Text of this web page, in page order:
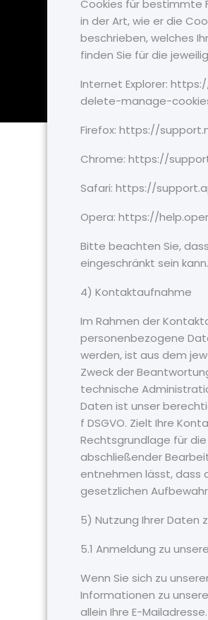
Cookies für bestimmte
in der Art, wie er die
beschrieben, welches
finden Sie für die
Internet Explorer:
delete-manage-
Firefox: https://
Chrome: https://
Safari: https://
Opera: https://
Bitte beachten Sie,
eingeschränkt sein kann.
4) Kontaktaufnahme
Im Rahmen der
personenbezogene
werden, ist aus dem
Zweck der
technische
Daten ist unser
f DSGVO. Zielt Ihre
Rechtsgrundlage für die
abschließender
entnehmen lässt, dass
gesetzlichen
5) Nutzung Ihrer Daten
5.1 Anmeldung zu
Wenn Sie sich zu
Informationen zu
allein Ihre E-